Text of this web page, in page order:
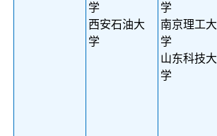
学
西安石油大
学
学
南京理工大
学
山东科技大
学